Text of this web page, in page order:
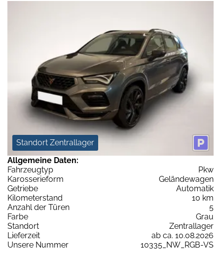
Standort Zentrallager
Allgemeine Daten:
Fahrzeugtyp
Pkw
Karosserieform
Geländewagen
Getriebe
Automatik
Kilometerstand
10 km
Anzahl der Türen
5
Farbe
Grau
Standort
Zentrallager
Lieferzeit
ab ca. 10.08.2026
Unsere Nummer
10335_NW_RGB-VS